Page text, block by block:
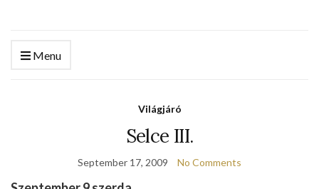
Menu
Világjáró
Selce III.
September 17, 2009 No Comments